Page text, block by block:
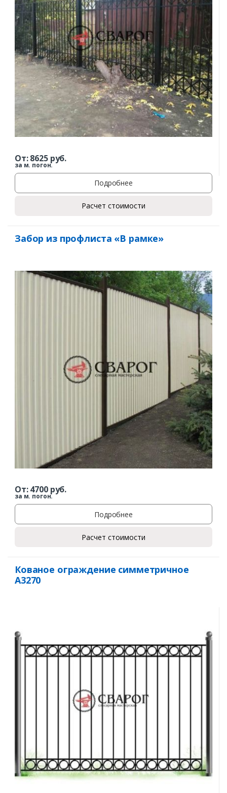
От:8625руб.
за м. погон.
Подробнее
Расчет стоимости
Забор из профлиста «В рамке»
От:4700руб.
за м. погон.
Подробнее
Расчет стоимости
Кованое ограждение симметричное
А3270